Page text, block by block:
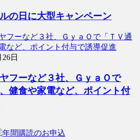
の日に大型キャンペーン
日
ヤフーなど３社、ＧｙａＯで
、健食や家電など、ポイント付